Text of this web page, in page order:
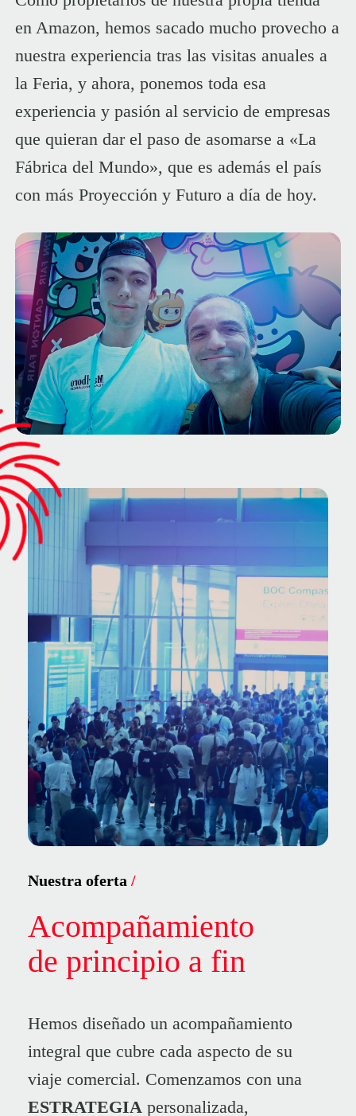
en Amazon, hemos sacado mucho provecho a
nuestra experiencia tras las visitas anuales a
la Feria, y ahora, ponemos toda esa
experiencia y pasión al servicio de empresas
que quieran dar el paso de asomarse a «La
Fábrica del Mundo», que es además el país
con más Proyección y Futuro a día de hoy.
Nuestra oferta /
Acompañamiento
de principio a fin
Hemos diseñado un acompañamiento
integral que cubre cada aspecto de su
viaje comercial. Comenzamos con una
ESTRATEGIApersonalizada,